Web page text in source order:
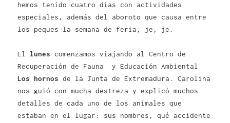
hemos tenido cuatro días con actividades
especiales, además del aboroto que causa entre
los peques la semana de feria, je, je.
El lunes comenzamos viajando al Centro de
Recuperación de Fauna y Educación Ambiental
Los hornosde la Junta de Extremadura. Carolina
nos guió con mucha destreza y explicó muchos
detalles de cada uno de los animales que
estaban en el lugar: sus nombres, qué accidente